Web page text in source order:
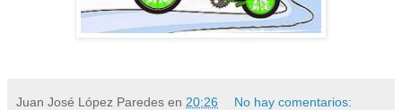
Juan José López Paredes en 20:26 No hay comentarios: